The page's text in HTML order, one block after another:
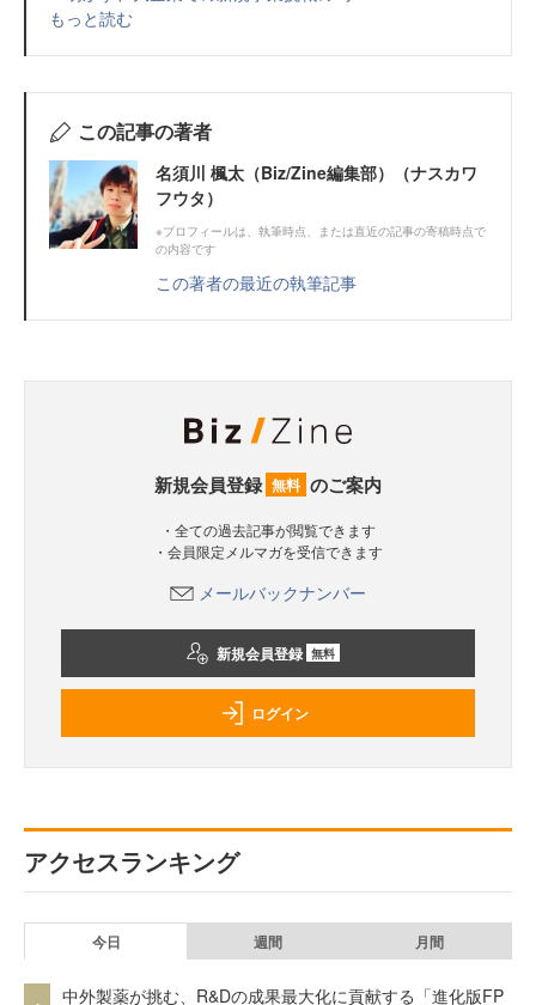
もっと読む
この記事の著者
名須川 楓太（Biz/Zine編集部）（ナスカワ
フウタ）
※プロフィールは、執筆時点、または直近の記事の寄稿時点で
の内容です
この著者の最近の執筆記事
新規会員登録 無料 のご案内
・全ての過去記事が閲覧できます
・会員限定メルマガを受信できます
メールバックナンバー
新規会員登録 無料
ログイン
アクセスランキング
今日 週間 月間
中外製薬が挑む、R&Dの成果最大化に貢献する「進化版FP